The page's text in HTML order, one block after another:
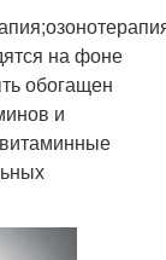
на фоне
обогащен
и